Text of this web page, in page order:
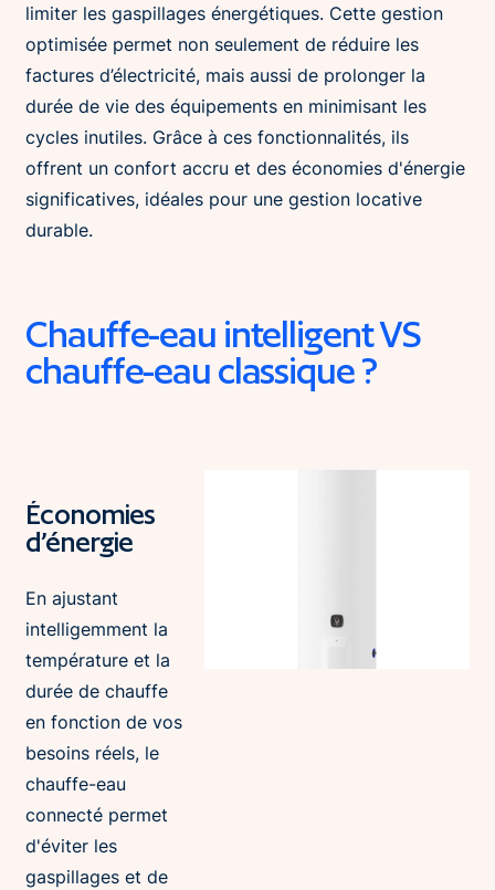
limiter les gaspillages énergétiques. Cette gestion
optimisée permet non seulement de réduire les
factures d’électricité, mais aussi de prolonger la
durée de vie des équipements en minimisant les
cycles inutiles. Grâce à ces fonctionnalités, ils
offrent un confort accru et des économies d'énergie
significatives, idéales pour une gestion locative
durable.
Chauffe-eau intelligent VS
chauffe-eau classique ?
Économies
d’énergie
En ajustant
intelligemment la
température et la
durée de chauffe
en fonction de vos
besoins réels, le
chauffe-eau
connecté permet
d'éviter les
gaspillages et de